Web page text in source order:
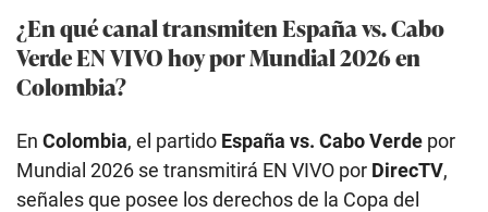
¿En qué canal transmiten España vs. Cabo
Verde EN VIVO hoy por Mundial 2026 en
Colombia?
En Colombia, el partido España vs. Cabo Verde por
Mundial 2026 se transmitirá EN VIVO por DirecTV,
señales que posee los derechos de la Copa del